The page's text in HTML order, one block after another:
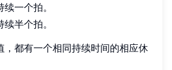
续一个拍。
续半个拍。
，都有一个相同持续时间的相应休